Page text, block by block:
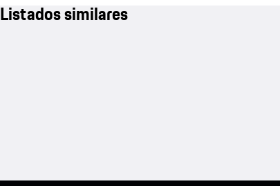
Listados similares